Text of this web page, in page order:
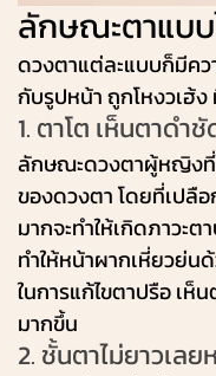
ลักษณะตาแบ
ดวงตาแต่ละแบบก็มีค
กับรูปหน้า ถูกโหงวเฮ้
1. ตาโต เห็นตาดำ
ลักษณะดวงตาผู้หญิงที่
ของดวงตา โดยที่เปลื
มากจะทำให้เกิดภาวะ
ทำให้หน้าผากเหี่ยวย่น
ในการแก้ไขตาปรือ เห็
มากขึ้น
2. ชั้นตาไม่ยาวเลย